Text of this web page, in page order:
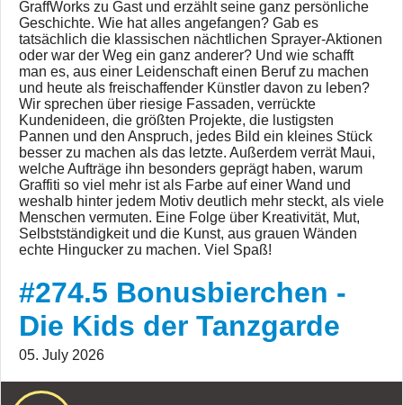
GraffWorks zu Gast und erzählt seine ganz persönliche
Geschichte. Wie hat alles angefangen? Gab es
tatsächlich die klassischen nächtlichen Sprayer-Aktionen
oder war der Weg ein ganz anderer? Und wie schafft
man es, aus einer Leidenschaft einen Beruf zu machen
und heute als freischaffender Künstler davon zu leben?
Wir sprechen über riesige Fassaden, verrückte
Kundenideen, die größten Projekte, die lustigsten
Pannen und den Anspruch, jedes Bild ein kleines Stück
besser zu machen als das letzte. Außerdem verrät Maui,
welche Aufträge ihn besonders geprägt haben, warum
Graffiti so viel mehr ist als Farbe auf einer Wand und
weshalb hinter jedem Motiv deutlich mehr steckt, als viele
Menschen vermuten. Eine Folge über Kreativität, Mut,
Selbstständigkeit und die Kunst, aus grauen Wänden
echte Hingucker zu machen. Viel Spaß!
#274.5 Bonusbierchen -
Die Kids der Tanzgarde
05. July 2026